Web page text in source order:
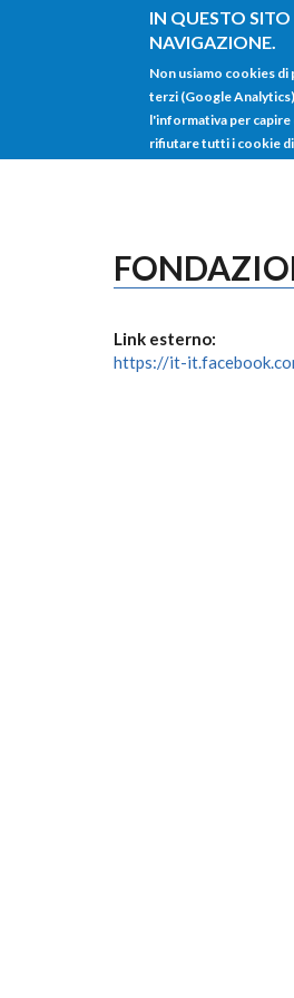
IN QUESTO
NAVIGAZIONE.
Non usiamo cookies di
terzi (Google
l'informativa per
rifiutare tutti i cookie di
Salta al contenuto principale
Link esterno:
https://it-